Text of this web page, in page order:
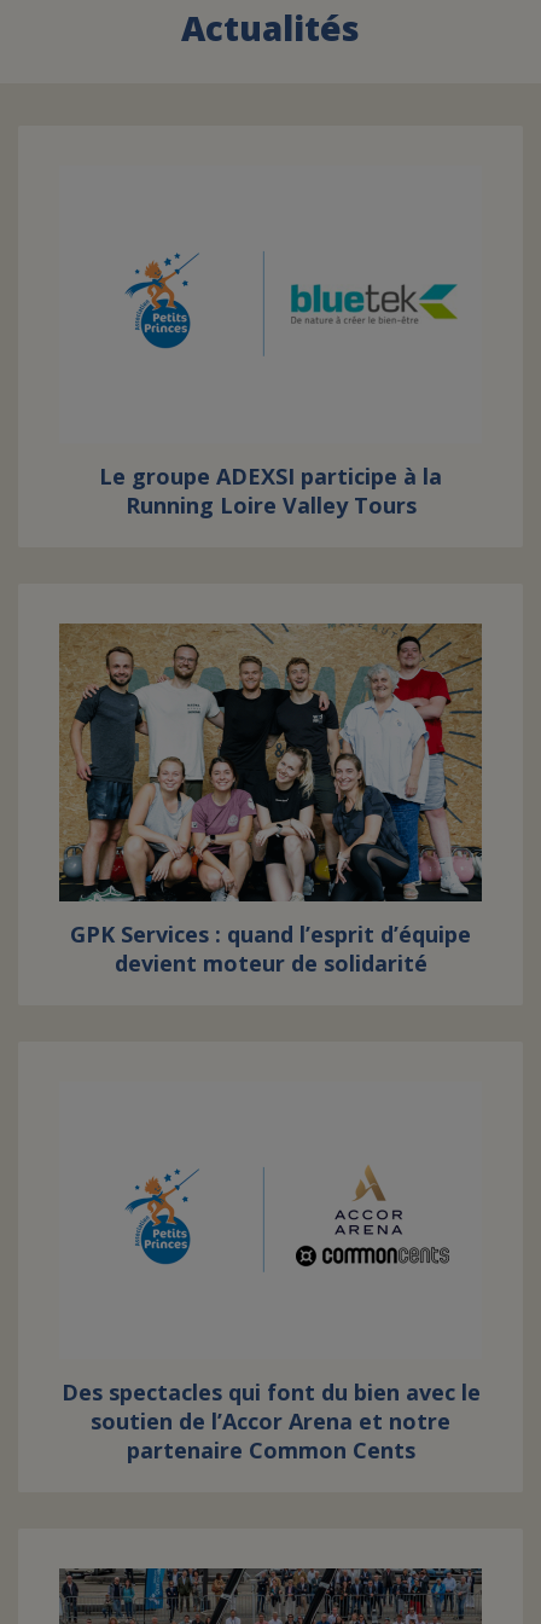
JE DEVIENS
BÉNÉVOLE
DEVENIR
UN PETIT PRINCE
Actualités
Le groupe ADEXSI participe à la
Running Loire Valley Tours
GPK Services : quand l’esprit d’équipe
devient moteur de solidarité
Des spectacles qui font du bien avec le
soutien de l’Accor Arena et notre
partenaire Common Cents